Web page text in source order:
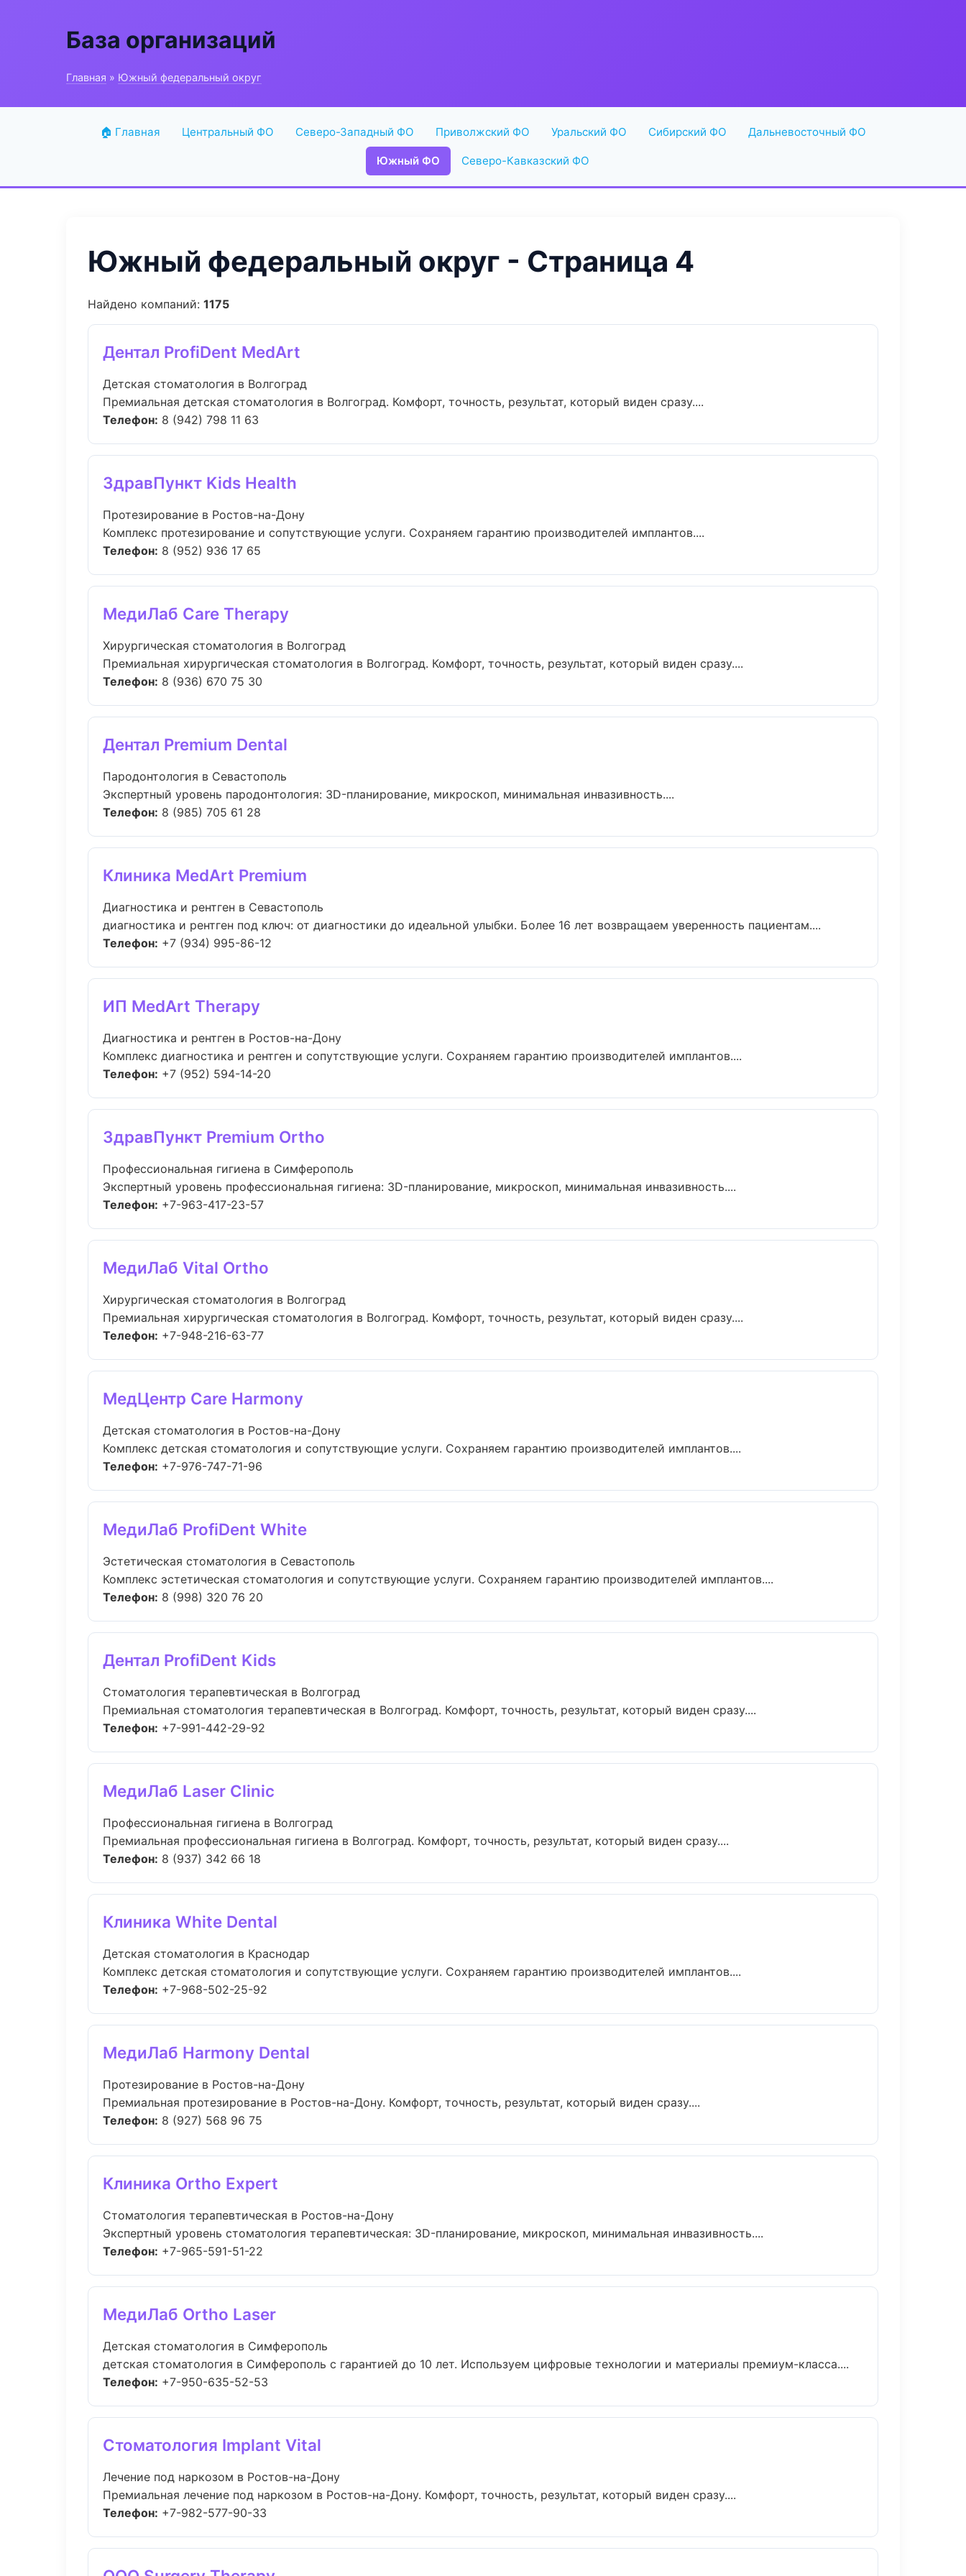
База организаций
Главная » Южный федеральный округ
🏠 Главная Центральный ФО Северо-Западный ФО Приволжский ФО Уральский ФО Сибирский ФО Дальневосточный ФО
Южный ФО Северо-Кавказский ФО
Южный федеральный округ - Страница 4
Найдено компаний: 1175
Дентал ProfiDent MedArt
Детская стоматология в Волгоград
Премиальная детская стоматология в Волгоград. Комфорт, точность, результат, который виден сразу....
Телефон: 8 (942) 798 11 63
ЗдравПункт Kids Health
Протезирование в Ростов-на-Дону
Комплекс протезирование и сопутствующие услуги. Сохраняем гарантию производителей имплантов....
Телефон: 8 (952) 936 17 65
МедиЛаб Care Therapy
Хирургическая стоматология в Волгоград
Премиальная хирургическая стоматология в Волгоград. Комфорт, точность, результат, который виден сразу....
Телефон: 8 (936) 670 75 30
Дентал Premium Dental
Пародонтология в Севастополь
Экспертный уровень пародонтология: 3D-планирование, микроскоп, минимальная инвазивность....
Телефон: 8 (985) 705 61 28
Клиника MedArt Premium
Диагностика и рентген в Севастополь
диагностика и рентген под ключ: от диагностики до идеальной улыбки. Более 16 лет возвращаем уверенность пациентам....
Телефон: +7 (934) 995-86-12
ИП MedArt Therapy
Диагностика и рентген в Ростов-на-Дону
Комплекс диагностика и рентген и сопутствующие услуги. Сохраняем гарантию производителей имплантов....
Телефон: +7 (952) 594-14-20
ЗдравПункт Premium Ortho
Профессиональная гигиена в Симферополь
Экспертный уровень профессиональная гигиена: 3D-планирование, микроскоп, минимальная инвазивность....
Телефон: +7-963-417-23-57
МедиЛаб Vital Ortho
Хирургическая стоматология в Волгоград
Премиальная хирургическая стоматология в Волгоград. Комфорт, точность, результат, который виден сразу....
Телефон: +7-948-216-63-77
МедЦентр Care Harmony
Детская стоматология в Ростов-на-Дону
Комплекс детская стоматология и сопутствующие услуги. Сохраняем гарантию производителей имплантов....
Телефон: +7-976-747-71-96
МедиЛаб ProfiDent White
Эстетическая стоматология в Севастополь
Комплекс эстетическая стоматология и сопутствующие услуги. Сохраняем гарантию производителей имплантов....
Телефон: 8 (998) 320 76 20
Дентал ProfiDent Kids
Стоматология терапевтическая в Волгоград
Премиальная стоматология терапевтическая в Волгоград. Комфорт, точность, результат, который виден сразу....
Телефон: +7-991-442-29-92
МедиЛаб Laser Clinic
Профессиональная гигиена в Волгоград
Премиальная профессиональная гигиена в Волгоград. Комфорт, точность, результат, который виден сразу....
Телефон: 8 (937) 342 66 18
Клиника White Dental
Детская стоматология в Краснодар
Комплекс детская стоматология и сопутствующие услуги. Сохраняем гарантию производителей имплантов....
Телефон: +7-968-502-25-92
МедиЛаб Harmony Dental
Протезирование в Ростов-на-Дону
Премиальная протезирование в Ростов-на-Дону. Комфорт, точность, результат, который виден сразу....
Телефон: 8 (927) 568 96 75
Клиника Ortho Expert
Стоматология терапевтическая в Ростов-на-Дону
Экспертный уровень стоматология терапевтическая: 3D-планирование, микроскоп, минимальная инвазивность....
Телефон: +7-965-591-51-22
МедиЛаб Ortho Laser
Детская стоматология в Симферополь
детская стоматология в Симферополь с гарантией до 10 лет. Используем цифровые технологии и материалы премиум-класса....
Телефон: +7-950-635-52-53
Стоматология Implant Vital
Лечение под наркозом в Ростов-на-Дону
Премиальная лечение под наркозом в Ростов-на-Дону. Комфорт, точность, результат, который виден сразу....
Телефон: +7-982-577-90-33